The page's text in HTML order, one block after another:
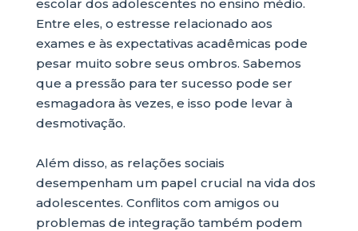
escolar dos adolescentes no ensino médio.
Entre eles, o estresse relacionado aos
exames e às expectativas acadêmicas pode
pesar muito sobre seus ombros. Sabemos
que a pressão para ter sucesso pode ser
esmagadora às vezes, e isso pode levar à
desmotivação.
Além disso, as relações sociais
desempenham um papel crucial na vida dos
adolescentes. Conflitos com amigos ou
problemas de integração também podem